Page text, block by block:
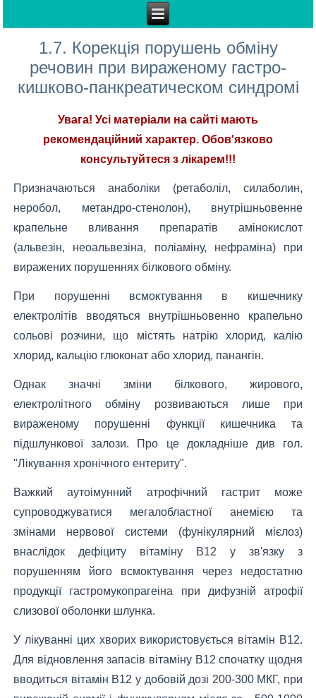
1.7. Корекція порушень обміну
речовин при вираженому гастро-
кишково-панкреатическом синдромі
Увага! Усі матеріали на сайті мають
рекомендаційний характер. Обов'язково
консультуйтеся з лікарем!!!
Призначаються анаболіки (ретаболіл, силаболин,
неробол, метандро-стенолон), внутрішньовенне
крапельне вливання препаратів амінокислот
(альвезін, неоальвезіна, поліаміну, нефраміна) при
виражених порушеннях білкового обміну.
При порушенні всмоктування в кишечнику
електролітів вводяться внутрішньовенно крапельно
сольові розчини, що містять натрію хлорид, калію
хлорид, кальцію глюконат або хлорид, панангін.
Однак значні зміни білкового, жирового,
електролітного обміну розвиваються лише при
вираженому порушенні функції кишечника та
підшлункової залози. Про це докладніше див гол.
"Лікування хронічного ентериту".
Важкий аутоімунний атрофічний гастрит може
супроводжуватися мегалобластної анемією та
змінами нервової системи (фунікулярний мієлоз)
внаслідок дефіциту вітаміну В12 у зв'язку з
порушенням його всмоктування через недостатню
продукції гастромукопрагеіна при дифузній атрофії
слизової оболонки шлунка.
У лікуванні цих хворих використовується вітамін В12.
Для відновлення запасів вітаміну В12 спочатку щодня
вводиться вітамін В12 у добовій дозі 200-300 МКГ, при